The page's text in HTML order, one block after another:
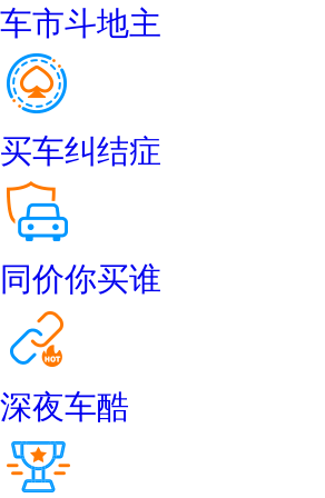
车市斗地主
买车纠结症
同价你买谁
深夜车酷